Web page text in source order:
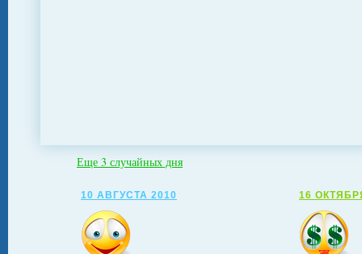
Еще 3 случайных дня
10 АВГУСТА 2010 16